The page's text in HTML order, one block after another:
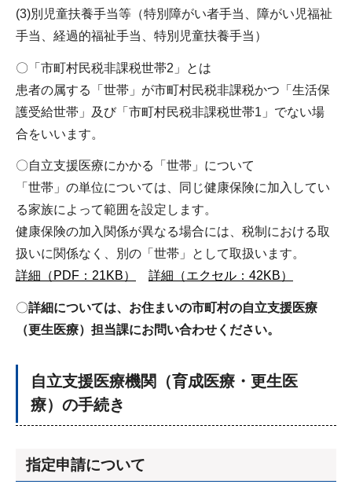
(3)別児童扶養手当等（特別障がい者手当、障がい児福祉
手当、経過的福祉手当、特別児童扶養手当）
〇「市町村民税非課税世帯2」とは
患者の属する「世帯」が市町村民税非課税かつ「生活保
護受給世帯」及び「市町村民税非課税世帯1」でない場
合をいいます。
〇自立支援医療にかかる「世帯」について
「世帯」の単位については、同じ健康保険に加入してい
る家族によって範囲を設定します。
健康保険の加入関係が異なる場合には、税制における取
扱いに関係なく、別の「世帯」として取扱います。
詳細（PDF：21KB）
詳細（エクセル：42KB）
〇詳細については、お住まいの市町村の自立支援医療
（更生医療）担当課にお問い合わせください。
自立支援医療機関（育成医療・更生医
療）の手続き
指定申請について